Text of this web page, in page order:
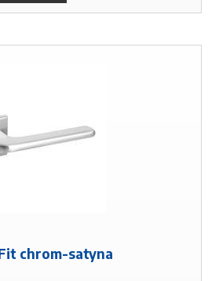
chrom-satyna